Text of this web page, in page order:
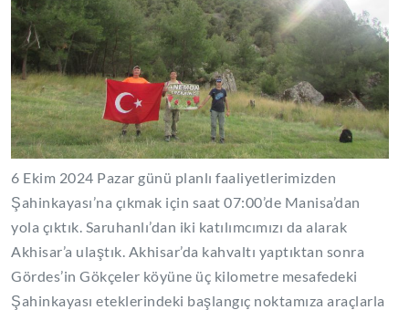
6 Ekim 2024 Pazar günü planlı faaliyetlerimizden
Şahinkayası’na çıkmak için saat 07:00’de Manisa’dan
yola çıktık. Saruhanlı’dan iki katılımcımızı da alarak
Akhisar’a ulaştık. Akhisar’da kahvaltı yaptıktan sonra
Gördes’in Gökçeler köyüne üç kilometre mesafedeki
Şahinkayası eteklerindeki başlangıç noktamıza araçlarla